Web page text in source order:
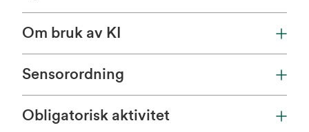
Om bruk av KI
Sensorordning
Obligatorisk aktivitet